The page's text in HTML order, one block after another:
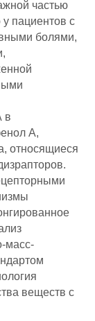
частью
пациентов с
болями,
в
А,
относящиеся
масс-
веществ с